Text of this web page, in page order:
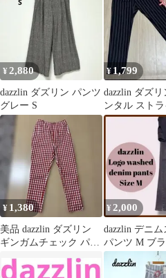
¥2,880
dazzlin ダズリン パンツ
グレー S
¥ 1,799
dazzlin ダズリ
ンタル スト
ーパードパン
¥ 1,380
美品 dazzlin ダズリン
ギンガムチェック パン
¥2,000
dazzlin デニ
パンツ M ブ
ジュアル 美
ィス